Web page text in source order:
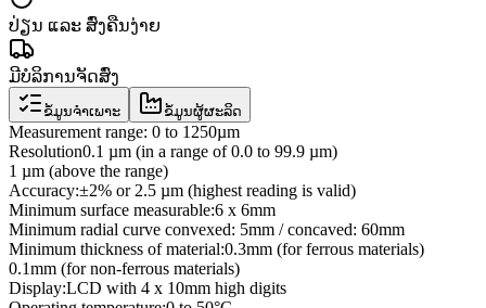
ປ່ຽນ ແລະ ສົ່ງຄືນງ່າຍ
ມີບໍລິການຈັດສົ່ງ
ຂໍ້ມູນຈຳເພາະ ຂໍ້ມູນຜູ້ຜະລິດ
Measurement range: 0 to 1250µm
Resolution0.1 µm (in a range of 0.0 to 99.9 µm)
1 µm (above the range)
Accuracy:±2% or 2.5 µm (highest reading is valid)
Minimum surface measurable:6 x 6mm
Minimum radial curve convexed: 5mm / concaved: 60mm
Minimum thickness of material:0.3mm (for ferrous materials)
0.1mm (for non-ferrous materials)
Display:LCD with 4 x 10mm high digits